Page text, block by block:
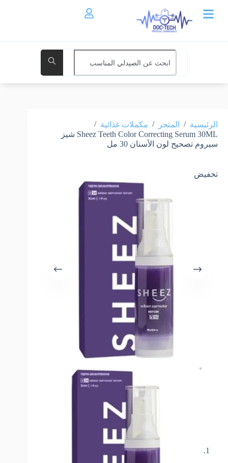
الرئيسية / المتجر / مكملات غذائية /
Sheez Teeth Color Correcting Serum 30ML شيز
سيروم تصحيح لون الأسنان 30 مل
تخفيض